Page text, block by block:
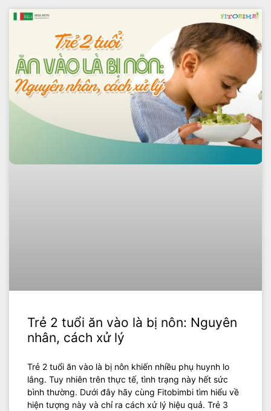
Trẻ 2 tuổi ăn vào là bị nôn: Nguyên
nhân, cách xử lý
Trẻ 2 tuổi ăn vào là bị nôn khiến nhiều phụ huynh lo
lắng. Tuy nhiên trên thực tế, tình trạng này hết sức
bình thường. Dưới đây hãy cùng Fitobimbi tìm hiểu về
hiện tượng này và chỉ ra cách xử lý hiệu quả. Trẻ 3